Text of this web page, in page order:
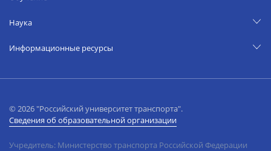
Наука
Информационные ресурсы
© 2026 "Российский университет транспорта".
Сведения об образовательной организации
Учредитель: Министерство транспорта Российской Федерации